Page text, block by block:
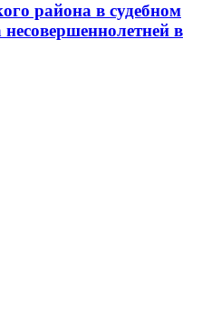
района в судебном
в